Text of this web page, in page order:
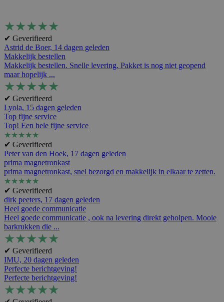
★★★★★
✔ Geverifieerd
Astrid de Boer, 14 dagen geleden
Makkelijk bestellen
Makkelijk bestellen. Snelle levering. Pakket is nog niet geopend
maar hopelijk ...
★★★★★
✔ Geverifieerd
Lyola, 15 dagen geleden
Top fijne service
Top! Een hele fijne service
★★★★★
✔ Geverifieerd
Peter van den Hoek, 17 dagen geleden
prima magnetronkast
prima magnetronkast, snel bezorgd en makkelijk in elkaar te zetten.
★★★★★
✔ Geverifieerd
dirk peeters, 17 dagen geleden
Heel goede communicatie
Heel goede communicatie , ook na levering direkt geholpen. Mooie
barkrukken die ...
★★★★★
✔ Geverifieerd
IMU, 20 dagen geleden
Perfecte berichtgeving!
Perfecte berichtgeving!
★★★★★